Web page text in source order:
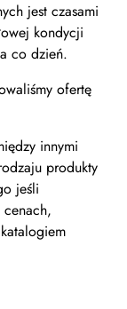
jest czasami
kondycji
co dzień.
ofertę
innymi
produkty
jeśli